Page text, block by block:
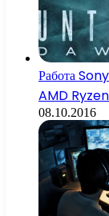
Работа
AMD
08.10.2016